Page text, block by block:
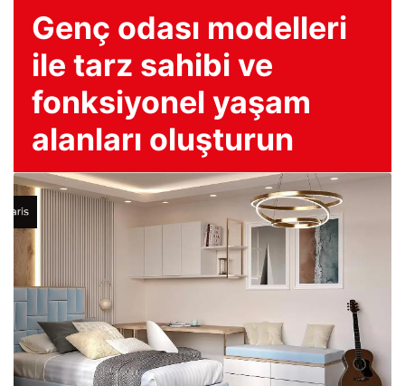
Genç odası modelleri
ile tarz sahibi ve
fonksiyonel yaşam
alanları oluşturun